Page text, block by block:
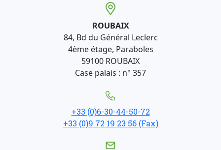
ROUBAIX
84, Bd du Général Leclerc
4ème étage, Paraboles
59100 ROUBAIX
Case palais : n° 357
+33 (0)6-30-44-50-72
+33 (0)9 72 19 23 56 (Fax)